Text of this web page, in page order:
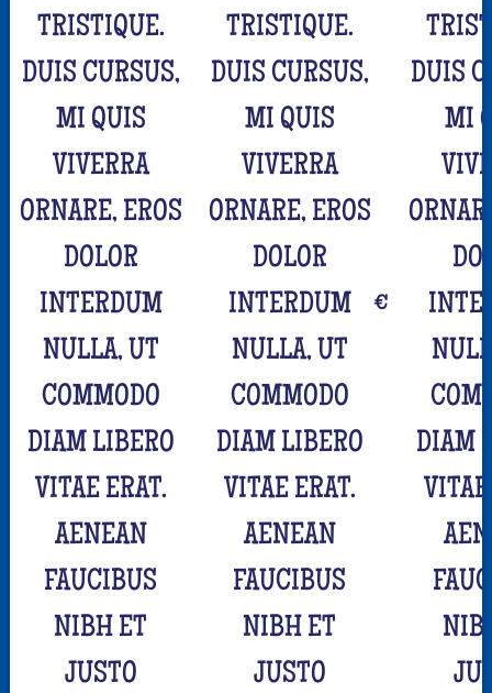
TRISTIQUE.
DUIS CURSUS,
MI QUIS
VIVERRA
ORNARE, EROS
DOLOR
INTERDUM
NULLA, UT
COMMODO
DIAM LIBERO
VITAE ERAT.
AENEAN
FAUCIBUS
NIBH ET
JUSTO
TRISTIQUE.
DUIS CURSUS,
MI QUIS
VIVERRA
ORNARE, EROS
DOLOR
INTERDUM
NULLA, UT
COMMODO
DIAM LIBERO
VITAE ERAT.
AENEAN
FAUCIBUS
NIBH ET
JUSTO
€
DUIS
MI
DIAM